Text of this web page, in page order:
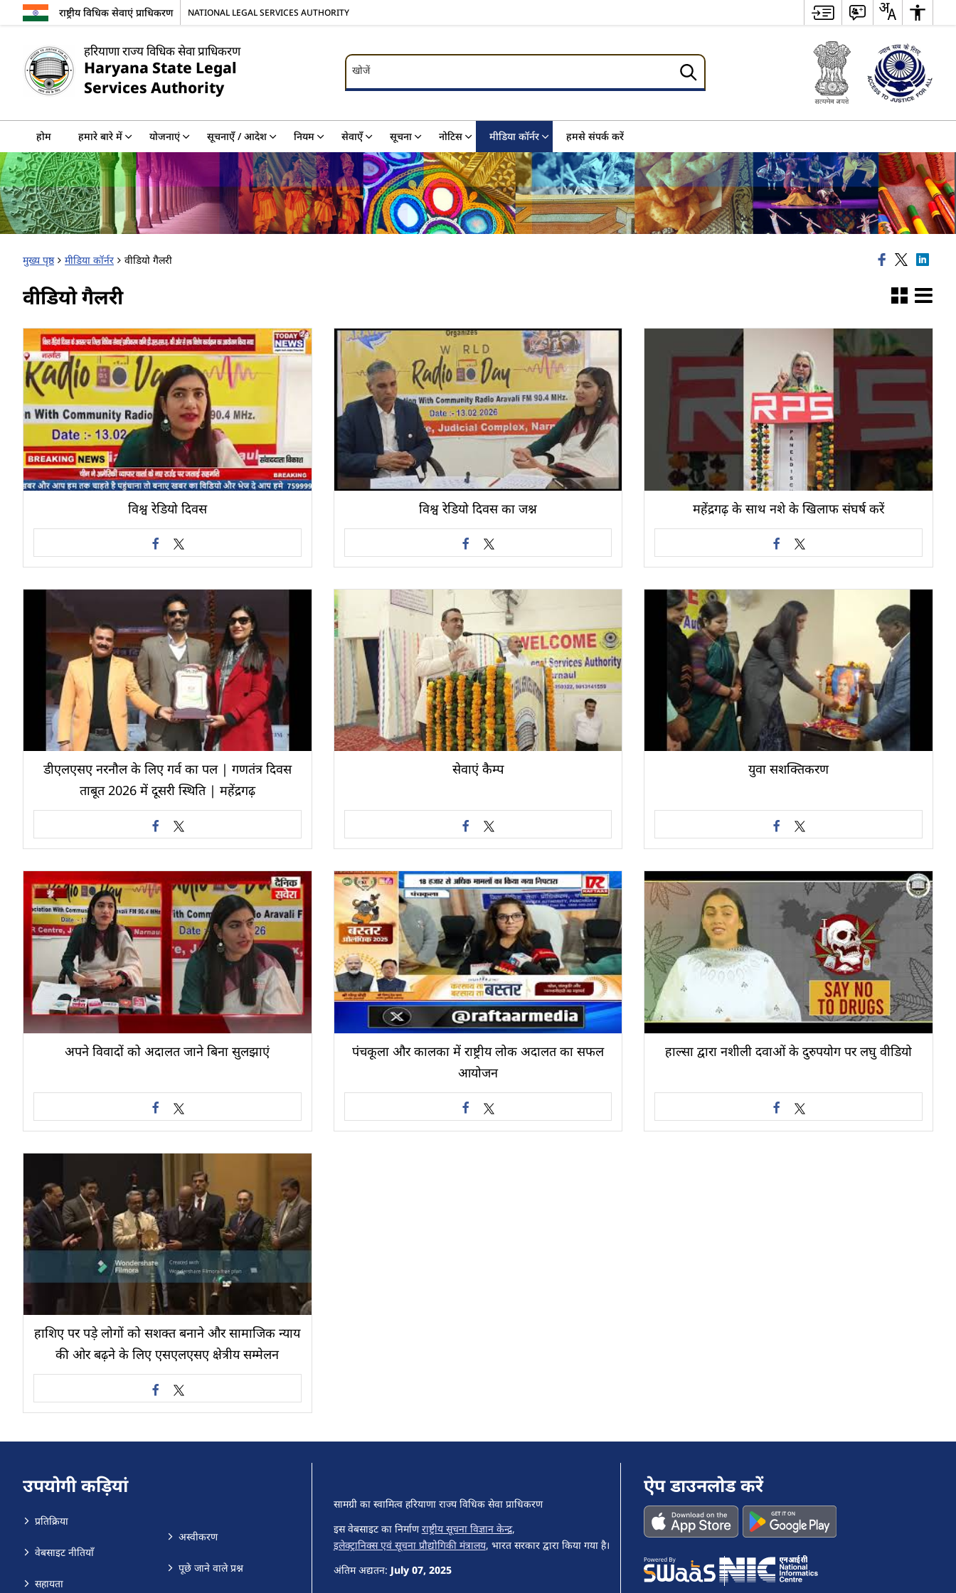
राष्ट्रीय विधिक सेवाएं प्राधिकरण NATIONAL LEGAL SERVICES AUTHORITY
हरियाणा राज्य विधिक सेवा प्राधिकरण
Haryana State Legal
Services Authority
खोजें
खोजें
होम हमारे बारे में योजनाएं सूचनाएँ / आदेश नियम सेवाएँ सूचना नोटिस मीडिया कॉर्नर हमसे संपर्क करें
मुख्य पृष्ठ मीडिया कॉर्नर वीडियो गैलरी
वीडियो गैलरी
विश्व रेडियो दिवस विश्व रेडियो दिवस का जश्न महेंद्रगढ़ के साथ नशे के खिलाफ संघर्ष करें
डीएलएसए नरनौल के लिए गर्व का पल | गणतंत्र दिवस
ताबूत 2026 में दूसरी स्थिति | महेंद्रगढ़
सेवाएं कैम्प युवा सशक्तिकरण
अपने विवादों को अदालत जाने बिना सुलझाएं
पंचकूला और कालका में राष्ट्रीय लोक अदालत का सफल
आयोजन
हाल्सा द्वारा नशीली दवाओं के दुरुपयोग पर लघु वीडियो
हाशिए पर पड़े लोगों को सशक्त बनाने और सामाजिक न्याय
की ओर बढ़ने के लिए एसएलएसए क्षेत्रीय सम्मेलन
उपयोगी कड़ियां
प्रतिक्रिया
वेबसाइट नीतियाँ
सहायता
अस्वीकरण
पूछे जाने वाले प्रश्न
सामग्री का स्वामित्व हरियाणा राज्य विधिक सेवा प्राधिकरण
इस वेबसाइट का निर्माणराष्ट्रीय सूचना विज्ञान केन्द्र,
इलेक्ट्रानिक्स एवं सूचना प्रौद्योगिकी मंत्रालय, भारत सरकार द्वारा किया गया है।
अंतिम अद्यतन: July 07, 2025
ऐप डाउनलोड करें